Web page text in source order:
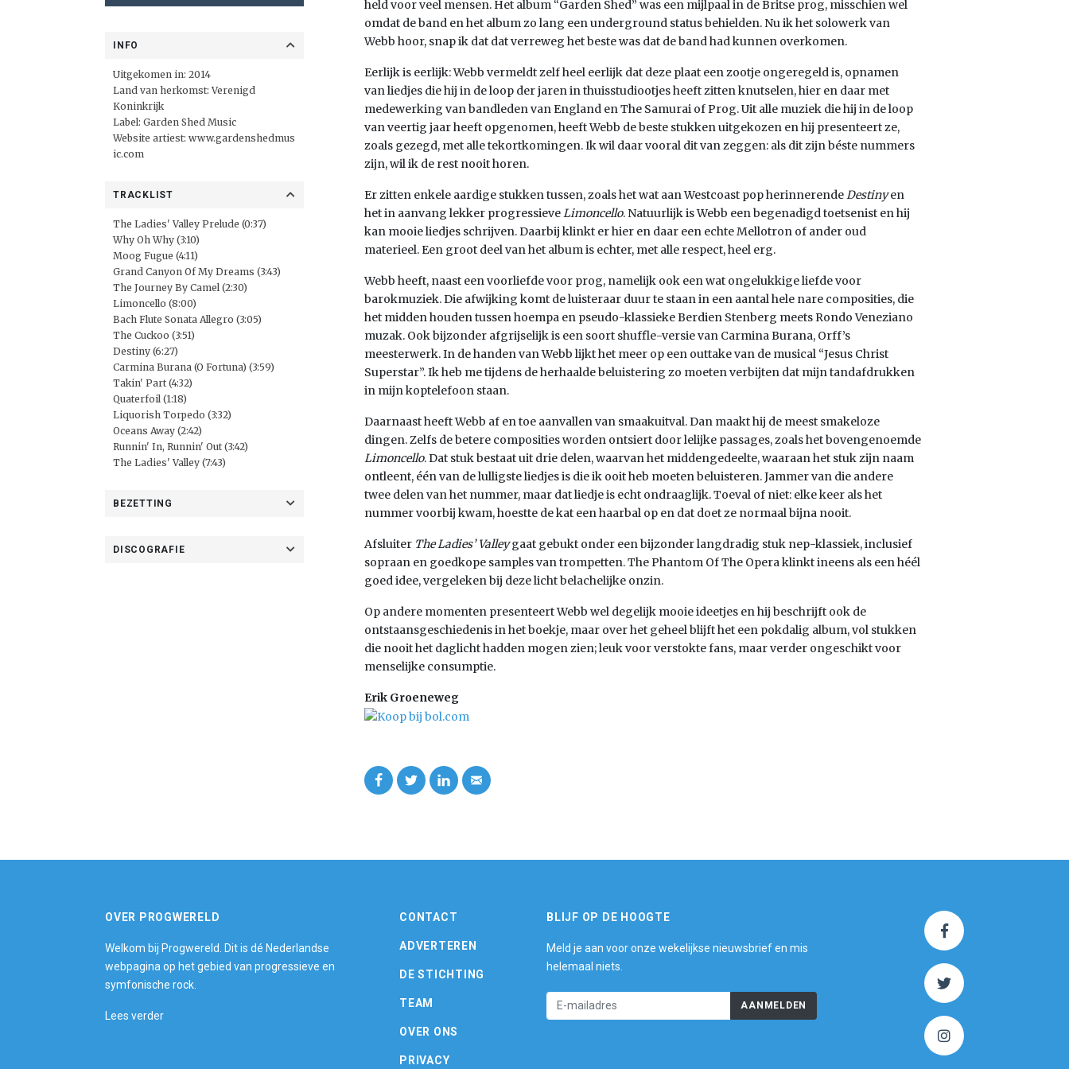
INFO
Uitgekomen in: 2014
Land van herkomst: Verenigd
Koninkrijk
Label: Garden Shed Music
Website artiest: www.gardenshedmus
ic.com
TRACKLIST
The Ladies' Valley Prelude (0:37)
Why Oh Why (3:10)
Moog Fugue (4:11)
Grand Canyon Of My Dreams (3:43)
The Journey By Camel (2:30)
Limoncello (8:00)
Bach Flute Sonata Allegro (3:05)
The Cuckoo (3:51)
Destiny (6:27)
Carmina Burana (O Fortuna) (3:59)
Takin' Part (4:32)
Quaterfoil (1:18)
Liquorish Torpedo (3:32)
Oceans Away (2:42)
Runnin' In, Runnin' Out (3:42)
The Ladies' Valley (7:43)
BEZETTING
DISCOGRAFIE
held voor veel mensen. Het album “Garden Shed” was een mijlpaal in de Britse prog, misschien wel
omdat de band en het album zo lang een underground status behielden. Nu ik het solowerk van
Webb hoor, snap ik dat dat verreweg het beste was dat de band had kunnen overkomen.
Eerlijk is eerlijk: Webb vermeldt zelf heel eerlijk dat deze plaat een zootje ongeregeld is, opnamen
van liedjes die hij in de loop der jaren in thuisstudiootjes heeft zitten knutselen, hier en daar met
medewerking van bandleden van England en The Samurai of Prog. Uit alle muziek die hij in de loop
van veertig jaar heeft opgenomen, heeft Webb de beste stukken uitgekozen en hij presenteert ze,
zoals gezegd, met alle tekortkomingen. Ik wil daar vooral dit van zeggen: als dit zijn béste nummers
zijn, wil ik de rest nooit horen.
Er zitten enkele aardige stukken tussen, zoals het wat aan Westcoast pop herinnerendeDestinyen
het in aanvang lekker progressieveLimoncello. Natuurlijk is Webb een begenadigd toetsenist en hij
kan mooie liedjes schrijven. Daarbij klinkt er hier en daar een echte Mellotron of ander oud
materieel. Een groot deel van het album is echter, met alle respect, heel erg.
Webb heeft, naast een voorliefde voor prog, namelijk ook een wat ongelukkige liefde voor
barokmuziek. Die afwijking komt de luisteraar duur te staan in een aantal hele nare composities, die
het midden houden tussen hoempa en pseudo-klassieke Berdien Stenberg meets Rondo Veneziano
muzak. Ook bijzonder afgrijselijk is een soort shuffle-versie van Carmina Burana, Orff’s
meesterwerk. In de handen van Webb lijkt het meer op een outtake van de musical “Jesus Christ
Superstar”. Ik heb me tijdens de herhaalde beluistering zo moeten verbijten dat mijn tandafdrukken
in mijn koptelefoon staan.
Daarnaast heeft Webb af en toe aanvallen van smaakuitval. Dan maakt hij de meest smakeloze
dingen. Zelfs de betere composities worden ontsiert door lelijke passages, zoals het bovengenoemde
Limoncello. Dat stuk bestaat uit drie delen, waarvan het middengedeelte, waaraan het stuk zijn naam
ontleent, één van de lulligste liedjes is die ik ooit heb moeten beluisteren. Jammer van die andere
twee delen van het nummer, maar dat liedje is echt ondraaglijk. Toeval of niet: elke keer als het
nummer voorbij kwam, hoestte de kat een haarbal op en dat doet ze normaal bijna nooit.
Afsluiter The Ladies’ Valleygaat gebukt onder een bijzonder langdradig stuk nep-klassiek, inclusief
sopraan en goedkope samples van trompetten. The Phantom Of The Opera klinkt ineens als een héél
goed idee, vergeleken bij deze licht belachelijke onzin.
Op andere momenten presenteert Webb wel degelijk mooie ideetjes en hij beschrijft ook de
ontstaansgeschiedenis in het boekje, maar over het geheel blijft het een pokdalig album, vol stukken
die nooit het daglicht hadden mogen zien; leuk voor verstokte fans, maar verder ongeschikt voor
menselijke consumptie.
Erik Groeneweg
OVER PROGWERELD
Welkom bij Progwereld. Dit is dé Nederlandse
webpagina op het gebied van progressieve en
symfonische rock.
Lees verder
CONTACT
ADVERTEREN
DE STICHTING
TEAM
OVER ONS
PRIVACY
BLIJF OP DE HOOGTE
Meld je aan voor onze wekelijkse nieuwsbrief en mis
helemaal niets.
AANMELDEN